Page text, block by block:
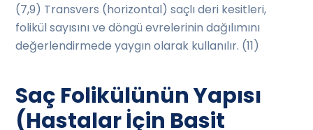
(7,9) Transvers (horizontal) saçlı deri kesitleri,
folikül sayısını ve döngü evrelerinin dağılımını
değerlendirmede yaygın olarak kullanılır. (11)
Saç Folikülünün Yapısı
(Hastalar İçin Basit